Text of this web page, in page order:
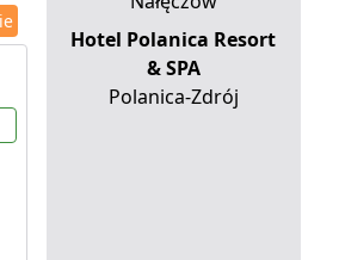
Hotel Polanica Resort
& SPA
Polanica-Zdrój